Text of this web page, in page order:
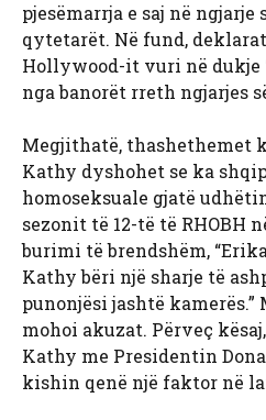
pjesëmarrja e saj në
qytetarët. Në fund,
Hollywood-it vuri në dukje
nga banorët rreth ngjarjes
Megjithatë, thashethemet
Kathy dyshohet se ka
homoseksuale gjatë
sezonit të 12-të të RHOBH
burimi të brendshëm,
Kathy bëri një sharje të
punonjësi jashtë
mohoi akuzat. Përveç
Kathy me Presidentin
kishin qenë një faktor në